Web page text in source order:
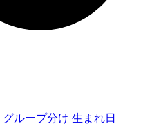
グループ分け 生まれ日